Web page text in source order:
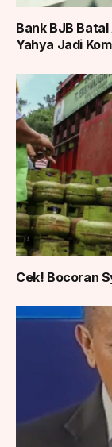
Bank BJB
Yahya Jadi
Cek! Bocoran